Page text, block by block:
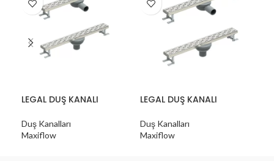
LEGAL DUŞ KANALI
Duş Kanalları
Maxiflow
LEGAL DUŞ KANALI
Duş Kanalları
Maxiflow